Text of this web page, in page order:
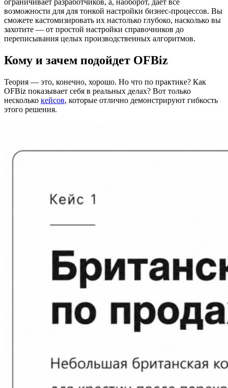
ограничивает разработчиков, а, наоборот, дает все
возможности для для тонкой настройки бизнес-процессов. Вы
сможете кастомизировать их настолько глубоко, насколько вы
захотите — от простой настройки справочников до
переписывания целых производственных алгоритмов.
Кому и зачем подойдет OFBiz
Теория — это, конечно, хорошо. Но что по практике? Как
OFBiz показывает себя в реальных делах? Вот только
несколько кейсов, которые отлично демонстрируют гибкость
этого решения.